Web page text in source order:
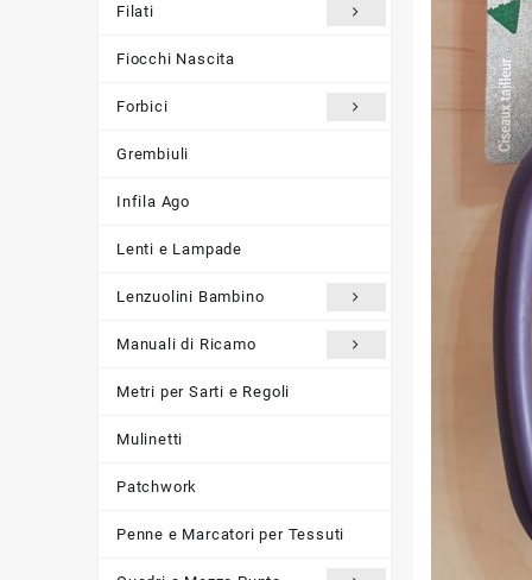
Filati
Fiocchi Nascita
Forbici
Grembiuli
Infila Ago
Lenti e Lampade
Lenzuolini Bambino
Manuali di Ricamo
Metri per Sarti e Regoli
Mulinetti
Patchwork
Penne e Marcatori per Tessuti